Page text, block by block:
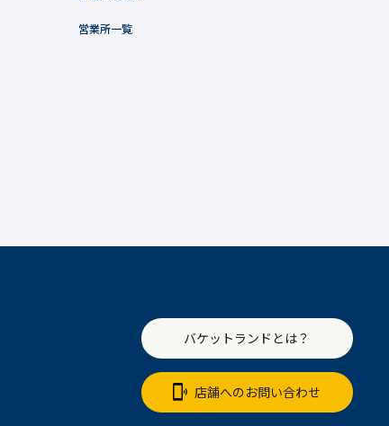
営業所一覧
バケットランドとは？
店舗へのお問い合わせ